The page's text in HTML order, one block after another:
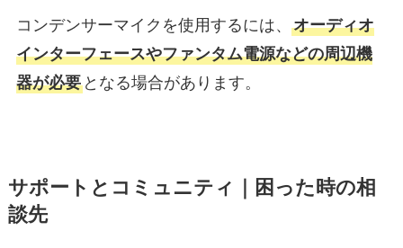
コンデンサーマイクを使用するには、 オーディオ
インターフェースやファンタム電源などの周辺機
器が必要となる場合があります。
サポートとコミュニティ｜困った時の相
談先